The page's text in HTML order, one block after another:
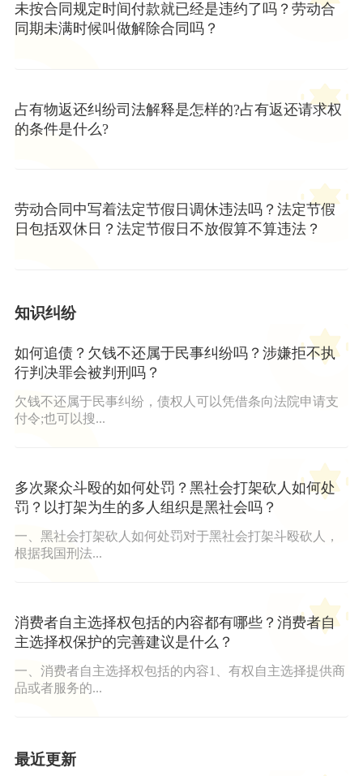
未按合同规定时间付款就已经是违约了吗？劳动合
同期未满时候叫做解除合同吗？
占有物返还纠纷司法解释是怎样的?占有返还请求权
的条件是什么?
劳动合同中写着法定节假日调休违法吗？法定节假
日包括双休日？法定节假日不放假算不算违法？
知识纠纷
如何追债？欠钱不还属于民事纠纷吗？涉嫌拒不执
行判决罪会被判刑吗？
欠钱不还属于民事纠纷，债权人可以凭借条向法院申请支
付令;也可以搜...
多次聚众斗殴的如何处罚？黑社会打架砍人如何处
罚？以打架为生的多人组织是黑社会吗？
一、黑社会打架砍人如何处罚对于黑社会打架斗殴砍人，
根据我国刑法...
消费者自主选择权包括的内容都有哪些？消费者自
主选择权保护的完善建议是什么？
一、消费者自主选择权包括的内容1、有权自主选择提供商
品或者服务的...
最近更新